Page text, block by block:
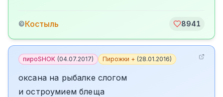
©Костыль 8941
пироSHOK (04.07.2017) Пирожки + (28.01.2016)
оксана на рыбалке слогом
и остроумием блеща